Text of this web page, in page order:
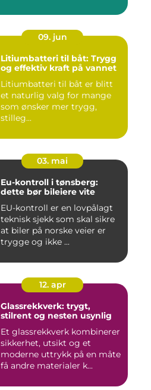
09. jun
Litiumbatteri til båt: Trygg
og effektiv kraft på vannet
Litiumbatteri til båt er blitt
et naturlig valg for mange
som ønsker mer trygg,
stilleg...
03. mai
Eu-kontroll i tønsberg:
dette bør bileiere vite
EU-kontroll er en lovpålagt
teknisk sjekk som skal sikre
at biler på norske veier er
trygge og ikke ...
12. apr
Glassrekkverk: trygt,
stilrent og nesten usynlig
Et glassrekkverk kombinerer
sikkerhet, utsikt og et
moderne uttrykk på en måte
få andre materialer k...